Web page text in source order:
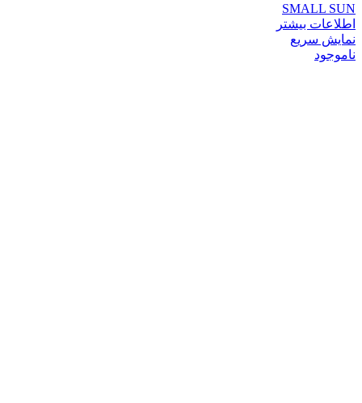
SMALL SUN
اطلاعات بیشتر
نمایش سریع
ناموجود